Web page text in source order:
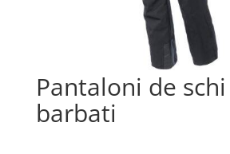
Pantaloni de
barbati